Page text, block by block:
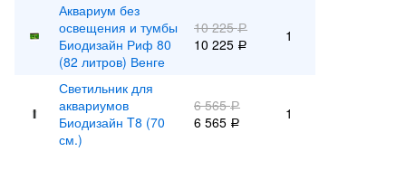
Аквариум без
освещения и тумбы
Биодизайн Риф 80
(82 литров) Венге
10 225Р
10 225 Р
1
Светильник для
аквариумов
Биодизайн T8 (70
см.)
6 565Р
6 565 Р
1